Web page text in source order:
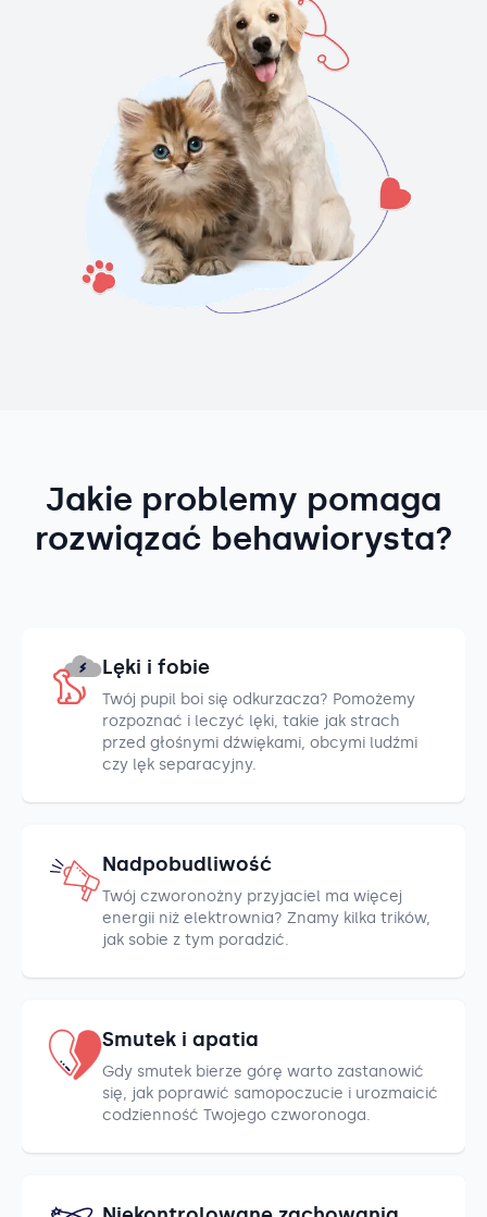
Jakie problemy pomaga
rozwiązać behawiorysta?
Lęki i fobie
Twój pupil boi się odkurzacza? Pomożemy
rozpoznać i leczyć lęki, takie jak strach
przed głośnymi dźwiękami, obcymi ludźmi
czy lęk separacyjny.
Nadpobudliwość
Twój czworonożny przyjaciel ma więcej
energii niż elektrownia? Znamy kilka trików,
jak sobie z tym poradzić.
Smutek i apatia
Gdy smutek bierze górę warto zastanowić
się, jak poprawić samopoczucie i urozmaicić
codzienność Twojego czworonoga.